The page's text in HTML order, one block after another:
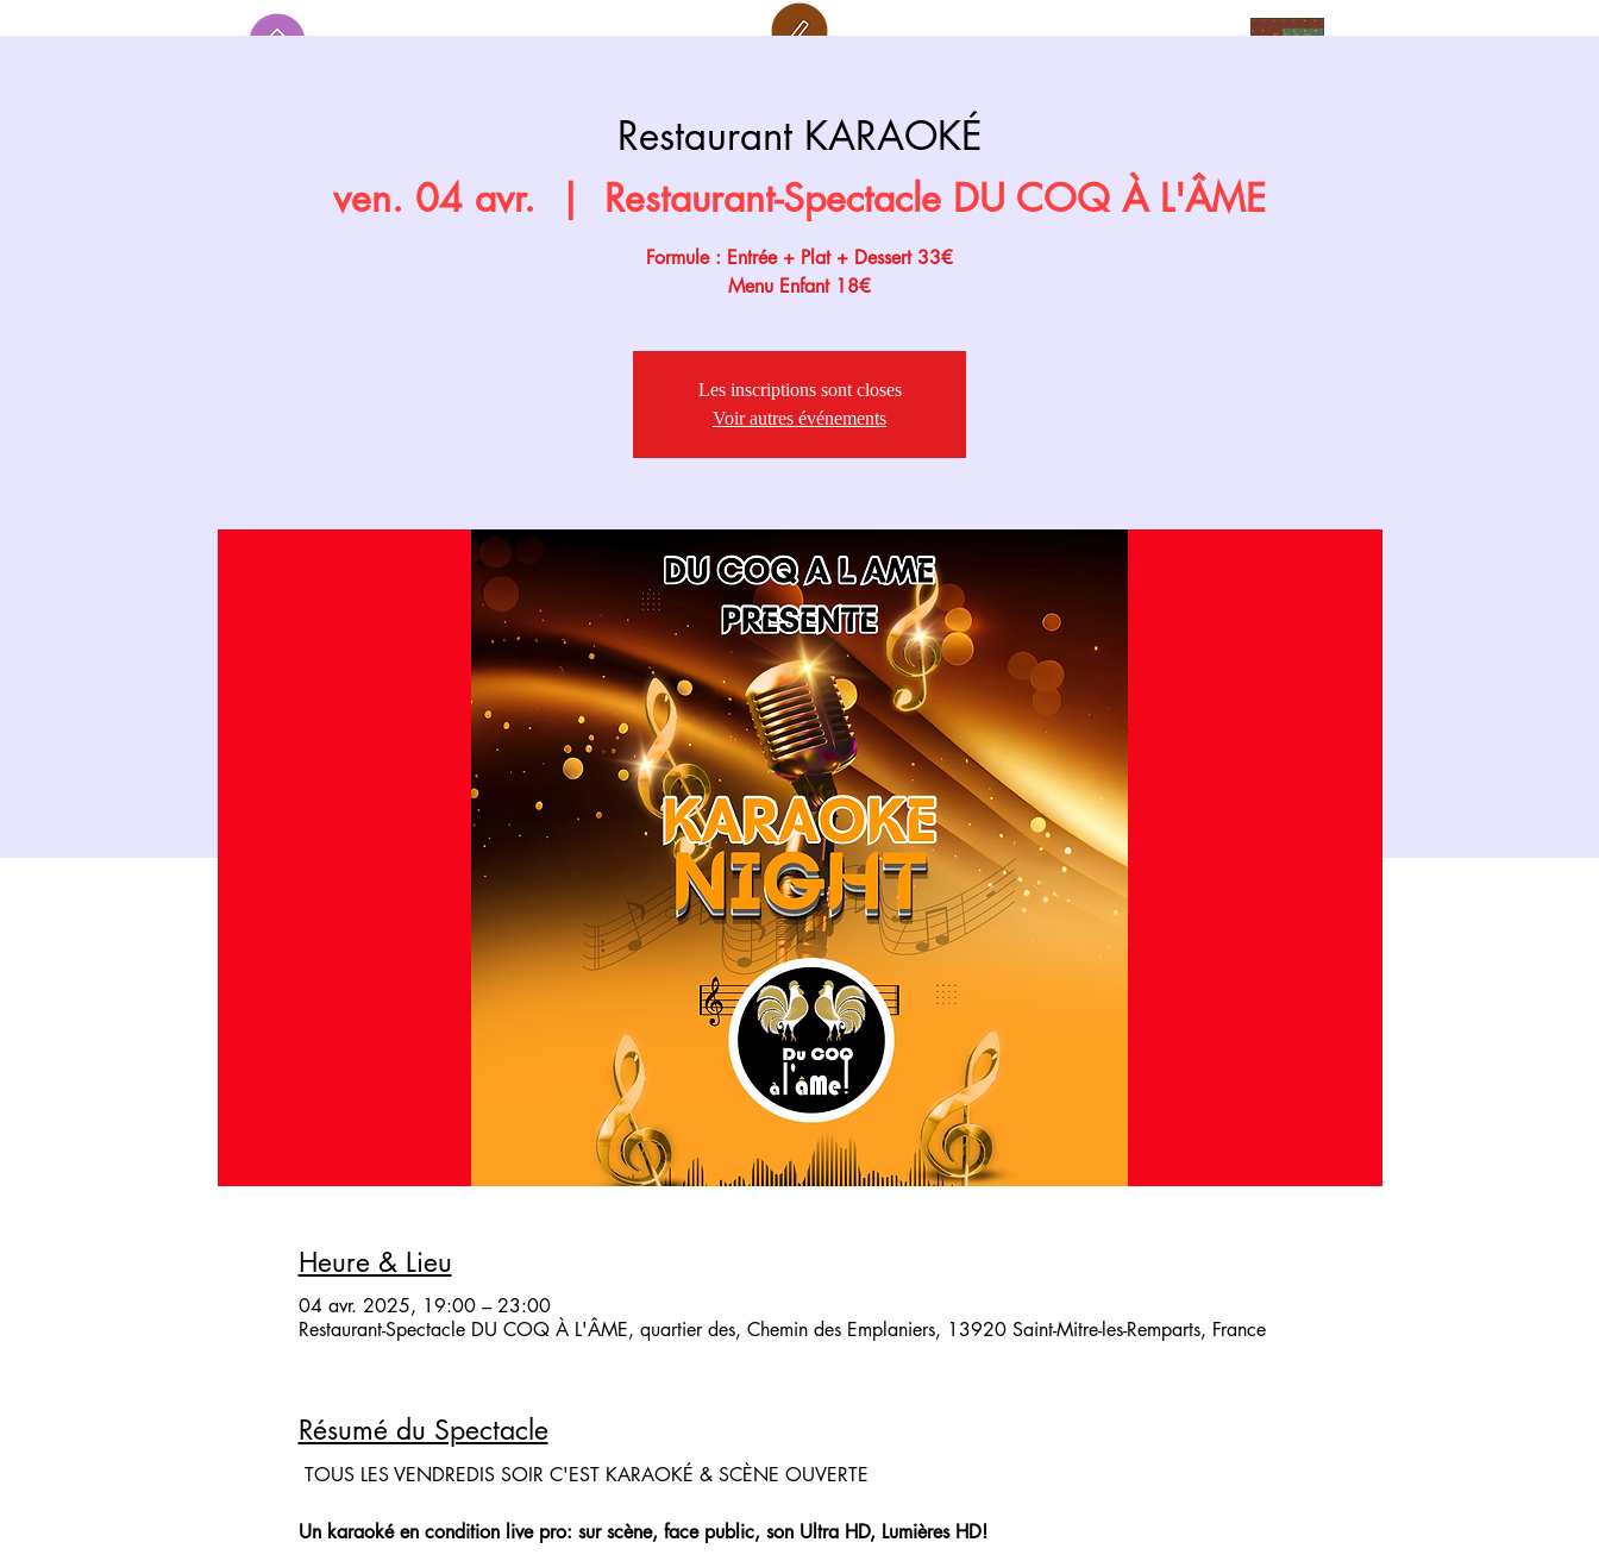
Restaurant KARAOKÉ
ven. 04 avr. Restaurant-Spectacle DU COQ À L'ÂME
Formule : Entrée + Plat + Dessert 33€
Menu Enfant 18€
Les inscriptions sont closes
Voir autres événements
Heure & Lieu
04 avr. 2025, 19:00 – 23:00
Restaurant-Spectacle DU COQ À L'ÂME, quartier des, Chemin des Emplaniers, 13920 Saint-Mitre-les-Remparts, France
Résumé du Spectacle
TOUS LES VENDREDIS SOIR C'EST KARAOKÉ & SCÈNE OUVERTE
Un karaoké en condition live pro: sur scène, face public, son Ultra HD, Lumières HD!